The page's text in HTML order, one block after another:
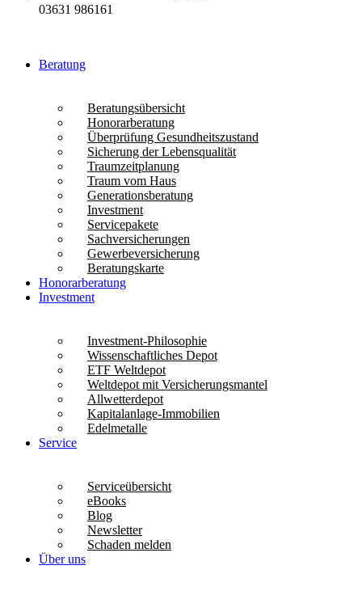
03631 986161
Beratung
Beratungsübersicht
Honorarberatung
Überprüfung Gesundheitszustand
Sicherung der Lebensqualität
Traumzeitplanung
Traum vom Haus
Generationsberatung
Investment
Servicepakete
Sachversicherungen
Gewerbeversicherung
Beratungskarte
Honorarberatung
Investment
Investment-Philosophie
Wissenschaftliches Depot
ETF Weltdepot
Weltdepot mit Versicherungsmantel
Allwetterdepot
Kapitalanlage-Immobilien
Edelmetalle
Service
Serviceübersicht
eBooks
Blog
Newsletter
Schaden melden
Über uns